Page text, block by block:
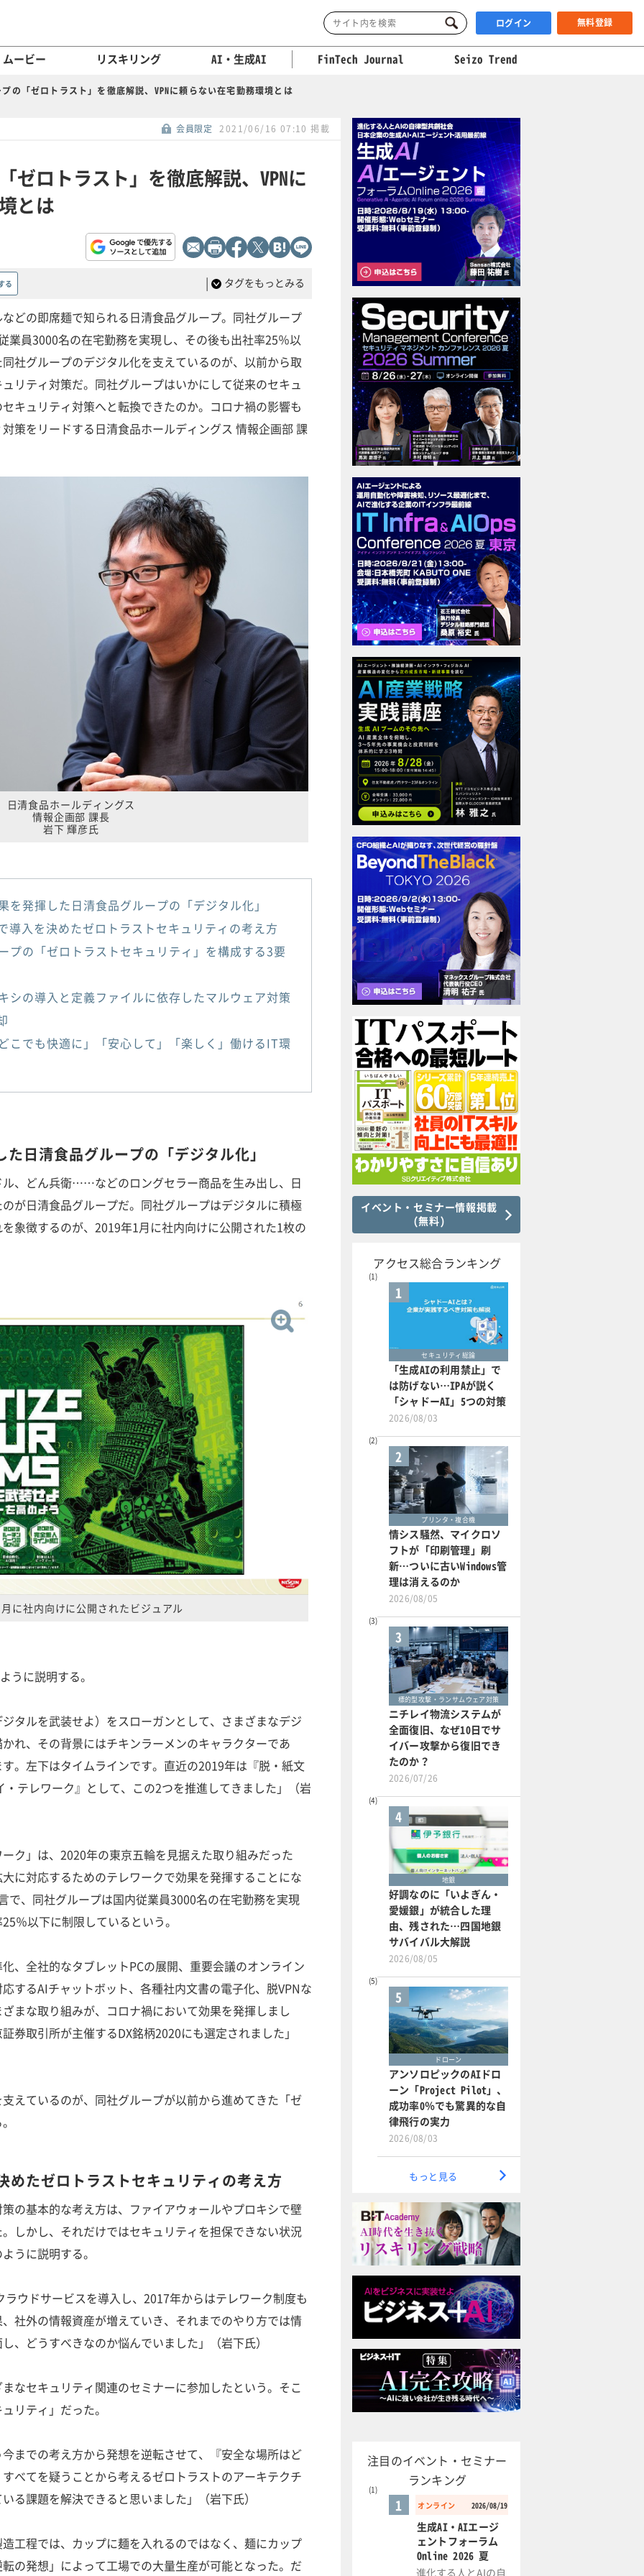
ログイン 無料登録
ムービー リスキリング AI・生成AI FinTech Journal Seizo Trend
の「ゼロトラスト」を徹底解説、VPNに頼らない在宅勤務環境とは
会員限定 2021/06/16 07:10 掲載
ゼロトラスト」を徹底解説、VPNに
とは
る | タグをもっとみる
どの即席麺で知られる日清食品グループ。同社グループ
業員3000名の在宅勤務を実現し、その後も出社率25％以
社グループのデジタル化を支えているのが、以前から取
リティ対策だ。同社グループはいかにして従来のセキュ
キュリティ対策へと転換できたのか。コロナ禍の影響も
策をリードする日清食品ホールディングス 情報企画部 課
日清食品ホールディングス
情報企画部 課長
岩下 輝彦氏
を発揮した日清食品グループの「デジタル化」
導入を決めたゼロトラストセキュリティの考え方
プの「ゼロトラストセキュリティ」を構成する3要
シの導入と定義ファイルに依存したマルウェア対策
こでも快適に」「安心して」「楽しく」働けるIT環
日清食品グループの「デジタル化」
、どん兵衛……などのロングセラー商品を生み出し、日
が日清食品グループだ。同社グループはデジタルに積極
象徴するのが、2019年1月に社内向けに公開された1枚の
に社内向けに公開されたビジュアル
に説明する。
タルを武装せよ）をスローガンとして、さまざまなデジ
れ、その背景にはチキンラーメンのキャラクターであ
。左下はタイムラインです。直近の2019年は『脱・紙文
テレワーク』として、この2つを推進してきました」（岩
」は、2020年の東京五輪を見据えた取り組みだった
に対応するためのテレワークで効果を発揮することにな
で、同社グループは国内従業員3000名の在宅勤務を実現
％以下に制限しているという。
、全社的なタブレットPCの展開、重要会議のオンライン
するAIチャットボット、各種社内文書の電子化、脱VPNな
まな取り組みが、コロナ禍において効果を発揮しまし
券取引所が主催するDX銘柄2020にも選定されました」
ているのが、同社グループが以前から進めてきた「ゼ
たゼロトラストセキュリティの考え方
の基本的な考え方は、ファイアウォールやプロキシで壁
しかし、それだけではセキュリティを担保できない状況
うに説明する。
ウドサービスを導入し、2017年からはテレワーク制度も
社外の情報資産が増えていき、それまでのやり方では情
、どうすべきなのか悩んでいました」（岩下氏）
セキュリティ関連のセミナーに参加したという。そこ
リティ」だった。
までの考え方から発想を逆転させて、『安全な場所はど
べてを疑うことから考えるゼロトラストのアーキテクチ
る課題を解決できると思いました」（岩下氏）
工程では、カップに麺を入れるのではなく、麺にカップ
の発想」によって工場での大量生産が可能となった。だ
イベント・セミナー情報掲載
(無料)
アクセス総合ランキング
1
セキュリティ総論
「生成AIの利用禁止」で
は防げない…IPAが説く
「シャドーAI」5つの対策
2026/08/03
2
プリンタ・複合機
情シス騒然、マイクロソ
フトが「印刷管理」刷
新…ついに古いWindows管
理は消えるのか
2026/08/05
3
標的型攻撃・ランサムウェア対策
ニチレイ物流システムが
全面復旧、なぜ10日でサ
イバー攻撃から復旧でき
たのか？
2026/07/26
4
地銀
好調なのに「いよぎん・
愛媛銀」が統合した理
由、残された…四国地銀
サバイバル大解説
2026/08/05
5
ドローン
アンソロピックのAIドロ
ーン「Project Pilot」、
成功率0％でも驚異的な自
律飛行の実力
2026/08/03
もっと見る
注目のイベント・セミナー
ランキング
オンライン 2026/08/19
1
生成AI・AIエージ
ェントフォーラム
Online 2026 夏
進化する人とAIの自